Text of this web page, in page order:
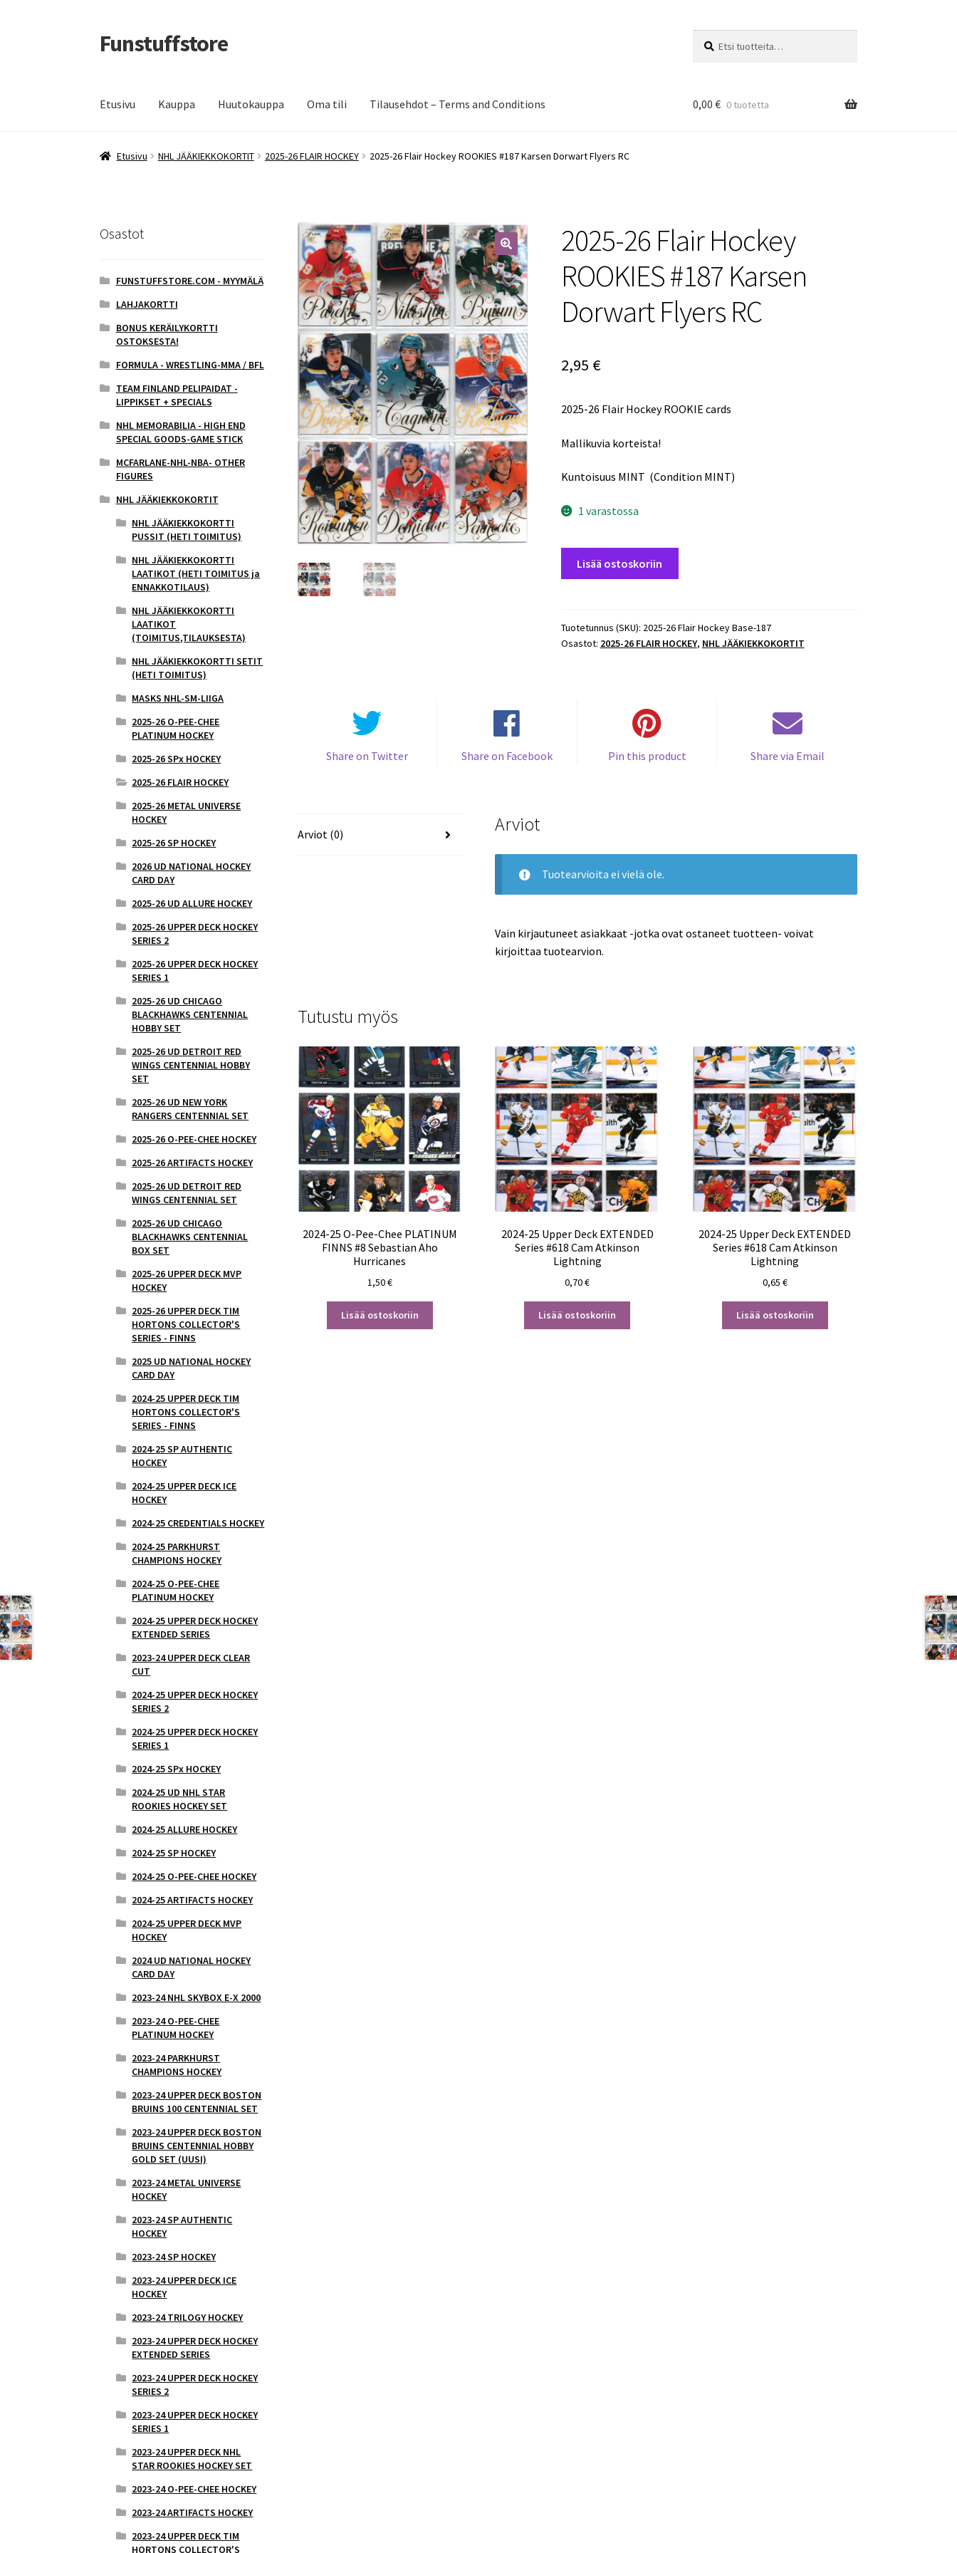
Siirry
navigointiin
Siirry
sisältöön
Funstuffstore
Etusivu Kauppa Huutokauppa Oma tili Tilausehdot – Terms and Conditions 0,00 € 0 tuotetta
Etusivu NHL JÄÄKIEKKOKORTIT 2025-26 FLAIR HOCKEY 2025-26 Flair Hockey ROOKIES #187 Karsen Dorwart Flyers RC
🔍
2025-26 Flair Hockey
ROOKIES #187 Karsen
Dorwart Flyers RC
2,95 €
2025-26 Flair Hockey ROOKIE cards
Mallikuvia korteista!
Kuntoisuus MINT (Condition MINT)
1 varastossa
ROOKIES
#187
Lisää ostoskoriin
Tuotetunnus (SKU): 2025-26 Flair Hockey Base-187
Osastot: 2025-26 FLAIR HOCKEY, NHL JÄÄKIEKKOKORTIT
Share on Twitter Share on Facebook Pin this product Share via Email
Arviot (0) Arviot
Tuotearvioita ei vielä ole.
Vain kirjautuneet asiakkaat -jotka ovat ostaneet tuotteen- voivat
kirjoittaa tuotearvion.
Tutustu myös
2024-25 O-Pee-Chee PLATINUM
FINNS #8 Sebastian Aho
Hurricanes
1,50€
Lisää ostoskoriin
2024-25 Upper Deck EXTENDED
Series #618 Cam Atkinson
Lightning
0,70€
Lisää ostoskoriin
2024-25 Upper Deck EXTENDED
Series #618 Cam Atkinson
Lightning
0,65 €
Lisää ostoskoriin
Osastot
FUNSTUFFSTORE.COM - MYYMÄLÄ
LAHJAKORTTI
BONUS KERÄILYKORTTI
OSTOKSESTA!
FORMULA - WRESTLING-MMA / BFL
TEAM FINLAND PELIPAIDAT -
LIPPIKSET + SPECIALS
NHL MEMORABILIA - HIGH END
SPECIAL GOODS-GAME STICK
MCFARLANE-NHL-NBA- OTHER
FIGURES
NHL JÄÄKIEKKOKORTIT
NHL JÄÄKIEKKOKORTTI
PUSSIT (HETI TOIMITUS)
NHL JÄÄKIEKKOKORTTI
LAATIKOT (HETI TOIMITUS ja
ENNAKKOTILAUS)
NHL JÄÄKIEKKOKORTTI
LAATIKOT
(TOIMITUS,TILAUKSESTA)
NHL JÄÄKIEKKOKORTTI SETIT
(HETI TOIMITUS)
MASKS NHL-SM-LIIGA
2025-26 O-PEE-CHEE
PLATINUM HOCKEY
2025-26 SPx HOCKEY
2025-26 FLAIR HOCKEY
2025-26 METAL UNIVERSE
HOCKEY
2025-26 SP HOCKEY
2026 UD NATIONAL HOCKEY
CARD DAY
2025-26 UD ALLURE HOCKEY
2025-26 UPPER DECK HOCKEY
SERIES 2
2025-26 UPPER DECK HOCKEY
SERIES 1
2025-26 UD CHICAGO
BLACKHAWKS CENTENNIAL
HOBBY SET
2025-26 UD DETROIT RED
WINGS CENTENNIAL HOBBY
SET
2025-26 UD NEW YORK
RANGERS CENTENNIAL SET
2025-26 O-PEE-CHEE HOCKEY
2025-26 ARTIFACTS HOCKEY
2025-26 UD DETROIT RED
WINGS CENTENNIAL SET
2025-26 UD CHICAGO
BLACKHAWKS CENTENNIAL
BOX SET
2025-26 UPPER DECK MVP
HOCKEY
2025-26 UPPER DECK TIM
HORTONS COLLECTOR'S
SERIES - FINNS
2025 UD NATIONAL HOCKEY
CARD DAY
2024-25 UPPER DECK TIM
HORTONS COLLECTOR'S
SERIES - FINNS
2024-25 SP AUTHENTIC
HOCKEY
2024-25 UPPER DECK ICE
HOCKEY
2024-25 CREDENTIALS HOCKEY
2024-25 PARKHURST
CHAMPIONS HOCKEY
2024-25 O-PEE-CHEE
PLATINUM HOCKEY
2024-25 UPPER DECK HOCKEY
EXTENDED SERIES
2023-24 UPPER DECK CLEAR
CUT
2024-25 UPPER DECK HOCKEY
SERIES 2
2024-25 UPPER DECK HOCKEY
SERIES 1
2024-25 SPx HOCKEY
2024-25 UD NHL STAR
ROOKIES HOCKEY SET
2024-25 ALLURE HOCKEY
2024-25 SP HOCKEY
2024-25 O-PEE-CHEE HOCKEY
2024-25 ARTIFACTS HOCKEY
2024-25 UPPER DECK MVP
HOCKEY
2024 UD NATIONAL HOCKEY
CARD DAY
2023-24 NHL SKYBOX E-X 2000
2023-24 O-PEE-CHEE
PLATINUM HOCKEY
2023-24 PARKHURST
CHAMPIONS HOCKEY
2023-24 UPPER DECK BOSTON
BRUINS 100 CENTENNIAL SET
2023-24 UPPER DECK BOSTON
BRUINS CENTENNIAL HOBBY
GOLD SET (UUSI)
2023-24 METAL UNIVERSE
HOCKEY
2023-24 SP AUTHENTIC
HOCKEY
2023-24 SP HOCKEY
2023-24 UPPER DECK ICE
HOCKEY
2023-24 TRILOGY HOCKEY
2023-24 UPPER DECK HOCKEY
EXTENDED SERIES
2023-24 UPPER DECK HOCKEY
SERIES 2
2023-24 UPPER DECK HOCKEY
SERIES 1
2023-24 UPPER DECK NHL
STAR ROOKIES HOCKEY SET
2023-24 O-PEE-CHEE HOCKEY
2023-24 ARTIFACTS HOCKEY
2023-24 UPPER DECK TIM
HORTONS COLLECTOR'S